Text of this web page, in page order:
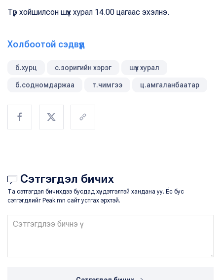
Түр хойшилсон шүүх хурал 14.00 цагаас эхэлнэ.
Холбоотой сэдвүүд
б.хурц с.зоригийн хэрэг шүүх хурал
б.содномдаржаа т.чимгээ ц.амгаланбаатар
Сэтгэгдэл бичих
Та сэтгэгдэл бичихдээ бусдад хүндэтгэлтэй хандана уу. Ёс бус
сэтгэгдлийг Peak.mn сайт устгах эрхтэй.